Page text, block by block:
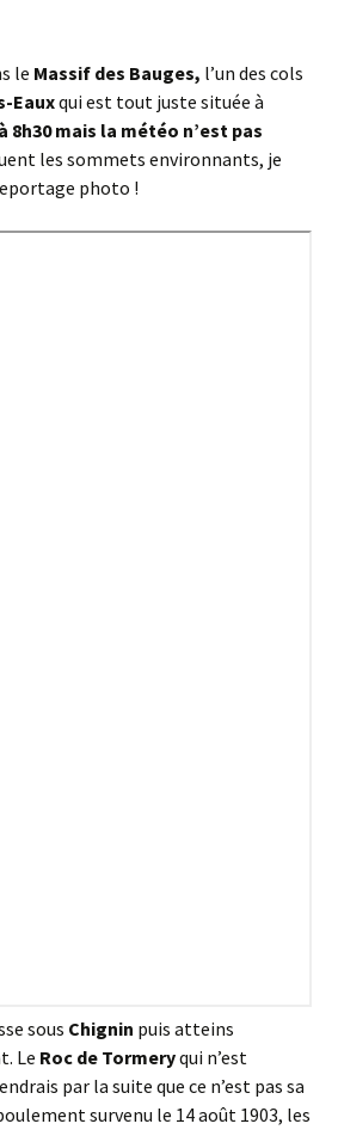
Éringes
Flavigny-sur-Ozerain
l’Arbre Rond
l’Italie
Montbard
Montbard >< Quincerot
le Massif des Bauges, l’un des cols
Eauxqui est tout juste située à
mais la météo n’est pas
les sommets environnants, je
photo !
sous Chignin puis atteins
Le Roc de Tormeryqui n’est
par la suite que ce n’est pas sa
survenu le 14 août 1903, les